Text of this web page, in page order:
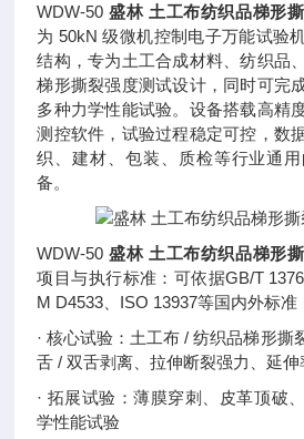
WDW-50盛林 土工布纺织品梯形
为 50kN 级微机控制电子万能试验
结构，专为土工合成材料、纺织品
梯形撕裂强度测试设计，同时可完
多种力学性能试验。设备搭载高精
测控软件，试验过程稳定可控，数
织、建材、包装、质检等行业通
备。
WDW-50盛林 土工布纺织品梯形
项目与执行标准：可依据GB/T
M D4533、ISO 13937等国内外标准
· 核心试验：土工布 / 纺织品梯形撕
舌 / 双舌剥离、拉伸断裂强力、延伸
· 拓展试验：薄膜穿刺、皮革顶破
学性能试验